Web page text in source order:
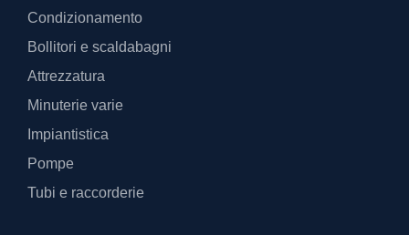
Condizionamento
Bollitori e scaldabagni
Attrezzatura
Minuterie varie
Impiantistica
Pompe
Tubi e raccorderie